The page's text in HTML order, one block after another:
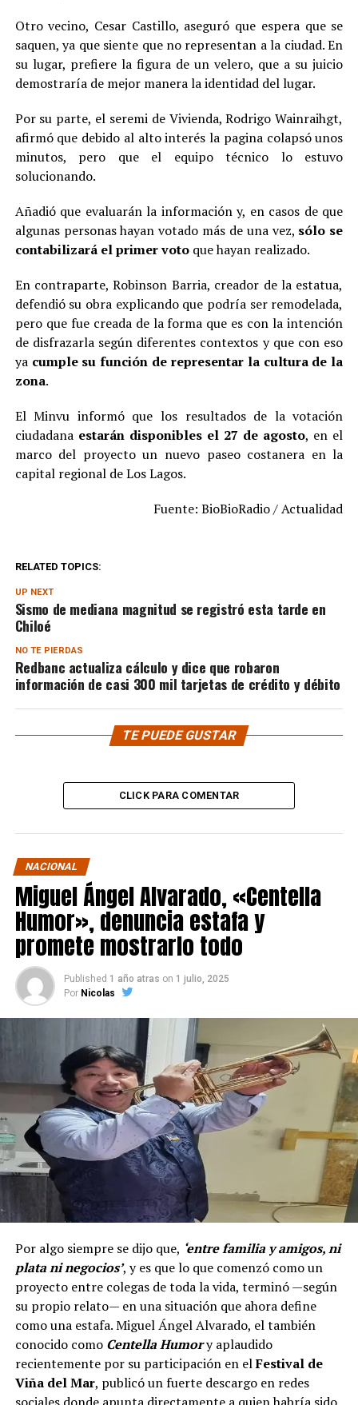
Otro vecino, Cesar Castillo, aseguró que espera que se
saquen, ya que siente que no representan a la ciudad. En
su lugar, prefiere la figura de un velero, que a su juicio
demostraría de mejor manera la identidad del lugar.
Por su parte, el seremi de Vivienda, Rodrigo Wainraihgt,
afirmó que debido al alto interés la pagina colapsó unos
minutos, pero que el equipo técnico lo estuvo
solucionando.
Añadió que evaluarán la información y, en casos de que
algunas personas hayan votado más de una vez, sólo se
contabilizará el primer votoque hayan realizado.
En contraparte, Robinson Barria, creador de la estatua,
defendió su obra explicando que podría ser remodelada,
pero que fue creada de la forma que es con la intención
de disfrazarla según diferentes contextos y que con eso
ya cumple su función de representar la cultura de la
zona.
El Minvu informó que los resultados de la votación
ciudadana estarán disponibles el 27 de agosto, en el
marco del proyecto un nuevo paseo costanera en la
capital regional de Los Lagos.
Fuente: BioBioRadio / Actualidad
RELATED TOPICS:
UP NEXT
Sismo de mediana magnitud se registró esta tarde en
Chiloé
NO TE PIERDAS
Redbanc actualiza cálculo y dice que robaron
información de casi 300 mil tarjetas de crédito y débito
TE PUEDE GUSTAR
CLICK PARA COMENTAR
NACIONAL
Miguel Ángel Alvarado, «Centella
Humor», denuncia estafa y
promete mostrarlo todo
Published 1 año atras on 1 julio, 2025
Por Nicolas
Por algo siempre se dijo que, ‘entre familia y amigos, ni
plata ni negocios’, y es que lo que comenzó como un
proyecto entre colegas de toda la vida, terminó —según
su propio relato— en una situación que ahora define
como una estafa. Miguel Ángel Alvarado, el también
conocido como Centella Humory aplaudido
recientemente por su participación en elFestival de
Viña del Mar, publicó un fuerte descargo en redes